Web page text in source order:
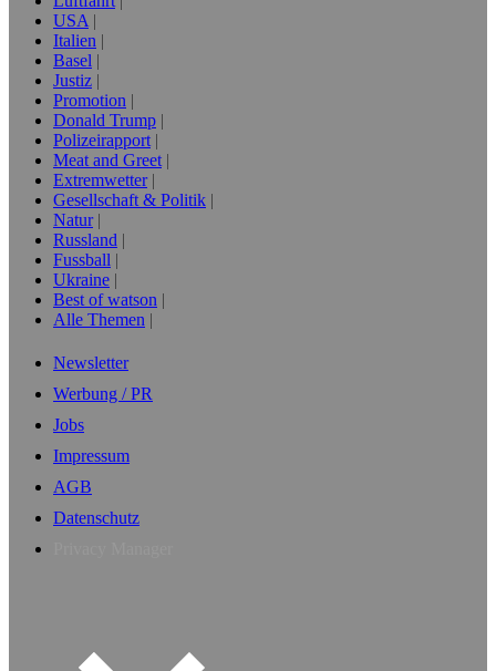
USA
Italien
Basel
Justiz
Promotion
Donald Trump
Polizeirapport
Meat and Greet
Extremwetter
Gesellschaft & Politik
Natur
Russland
Fussball
Ukraine
Best of watson
Alle Themen
Newsletter
Werbung / PR
Jobs
Impressum
AGB
Datenschutz